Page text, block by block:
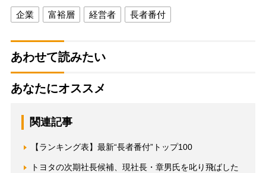
企業 富裕層 経営者 長者番付
あわせて読みたい
あなたにオススメ
関連記事
【ランキング表】最新“長者番付”トップ100
トヨタの次期社長候補、現社長・章男氏を叱り飛ばした